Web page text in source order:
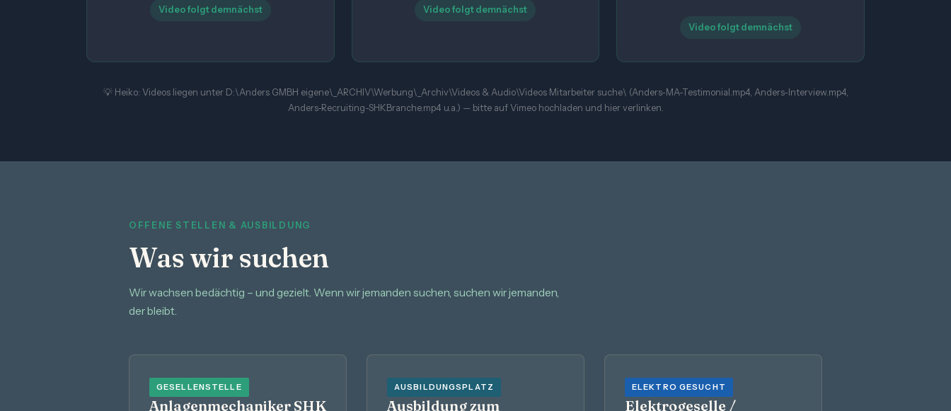
Video folgt demnächst Video folgt demnächst
Video folgt demnächst
💡 Heiko: Videos liegen unter D:\Anders GMBH eigene\_ARCHIV\Werbung\_Archiv\Videos & Audio\Videos Mitarbeiter suche\ (Anders-MA-Testimonial.mp4, Anders-Interview.mp4,
Anders-Recruiting-SHKBranche.mp4 u.a.) — bitte auf Vimeo hochladen und hier verlinken.
OFFENE STELLEN & AUSBILDUNG
Was wir suchen
Wir wachsen bedächtig – und gezielt. Wenn wir jemanden suchen, suchen wir jemanden,
der bleibt.
GESELLENSTELLE
Anlagenmechaniker SHK
AUSBILDUNGSPLATZ
Ausbildung zum
ELEKTRO GESUCHT
Elektrogeselle /